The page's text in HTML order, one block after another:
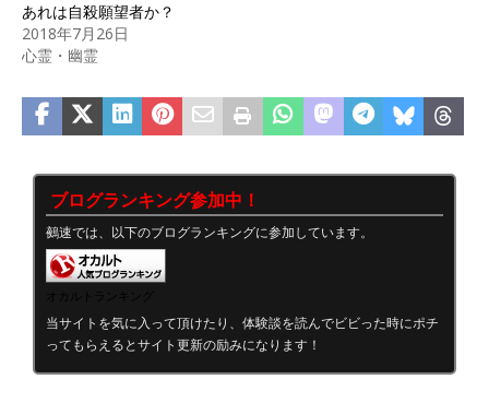
あれは自殺願望者か？
2018年7月26日
心霊・幽霊
ブログランキング参加中！
鵺速では、以下のブログランキングに参加しています。
当サイトを気に入って頂けたり、体験談を読んでビビった時にポチ
ってもらえるとサイト更新の励みになります！